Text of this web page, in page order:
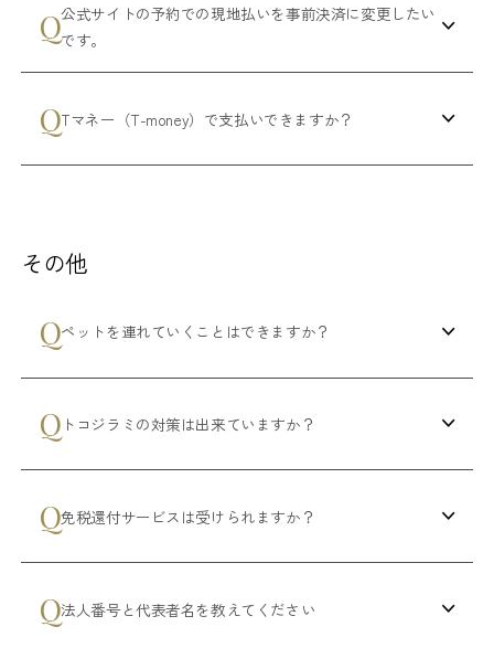
公式サイトの予約での現地払いを事前決済に変更したい
です。
Tマネー（T-money）で支払いできますか？
その他
ペットを連れていくことはできますか？
トコジラミの対策は出来ていますか？
免税還付サービスは受けられますか？
法人番号と代表者名を教えてください